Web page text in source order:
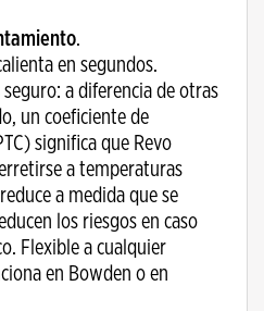
.
en segundos.
a diferencia de otras
un coeficiente de
significa que Revo
a temperaturas
a medida que se
los riesgos en caso
Flexible a cualquier
en Bowden o en